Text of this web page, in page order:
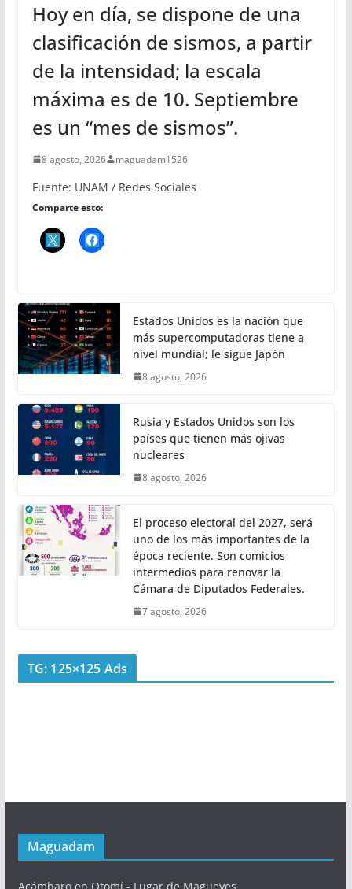
Hoy en día, se dispone de una
clasificación de sismos, a partir
de la intensidad; la escala
máxima es de 10. Septiembre
es un “mes de sismos”.
8 agosto, 2026 maguadam1526
Fuente: UNAM / Redes Sociales
Comparte esto:
Estados Unidos es la nación que
más supercomputadoras tiene a
nivel mundial; le sigue Japón
8 agosto, 2026
Rusia y Estados Unidos son los
países que tienen más ojivas
nucleares
8 agosto, 2026
El proceso electoral del 2027, será
uno de los más importantes de la
época reciente. Son comicios
intermedios para renovar la
Cámara de Diputados Federales.
7 agosto, 2026
TG: 125×125 Ads
Maguadam